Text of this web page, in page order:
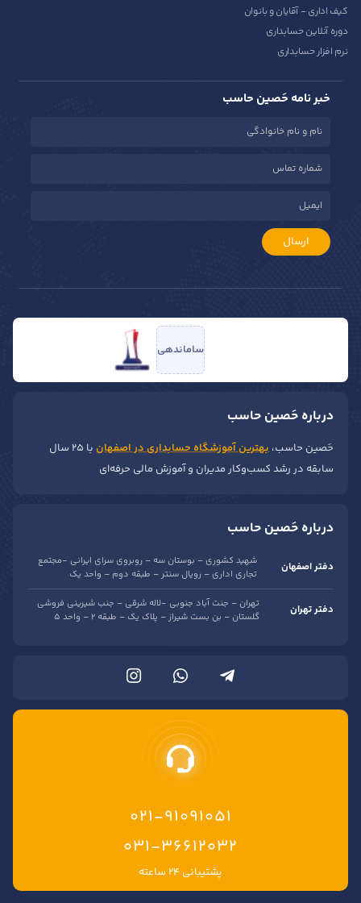
کیف اداری - آقایان و بانوان
دوره آنلاین حسابداری
نرم افزار حسابداری
خبر نامه حَصین حاسب
ارسال
ساماندهی
درباره حَصین حاسب
حَصین حاسب، بهترین آموزشگاه حسابداری در اصفهان
با ۲۵ سال
سابقه در رشد کسب‌وکار مدیران و آموزش مالی حرفه‌ای
درباره حَصین حاسب
دفتر اصفهان
شهید کشوری – بوستان سه – روبروی سرای ایرانی -مجتمع
تجاری اداری – رویال سنتر – طبقه دوم – واحد یک
دفتر تهران
تهران – جنت آباد جنوبی -لاله شرقی – جنب شیرینی فروشی
گلستان – بن بست شیراز – پلاک یک – طبقه 2 – واحد 5
021-91091051
۰۳۱-۳۶۶۱۲۰۳۲
پشتیبانی ۲۴ ساعته